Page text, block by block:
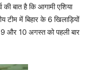
बात है कि आगामी एशिया
टीम में बिहार के 6 खिलाड़ियों
और 10 अगस्त को पहली बार